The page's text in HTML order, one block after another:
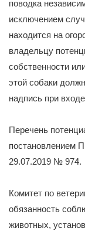
поводка
исключением
находится на
владельцу
собственности
этой собаки
надпись при
Перечень
постановлением
29.07.2019 № 974.
Комитет по
обязанность
животных,